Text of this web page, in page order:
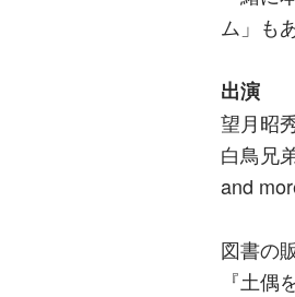
ム」も
出演
望月昭
白鳥兄
and
図書の
『土